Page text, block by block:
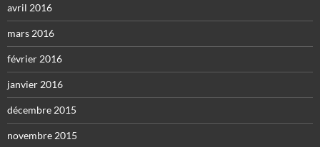
avril 2016
mars 2016
février 2016
janvier 2016
décembre 2015
novembre 2015